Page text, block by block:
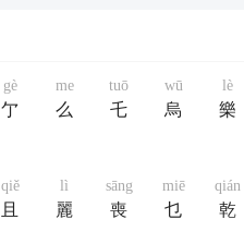
gè
亇
me
么
tuō
乇
wū
烏
lè
樂
qiě
且
lì
麗
sāng
喪
miē
乜
qián
乾